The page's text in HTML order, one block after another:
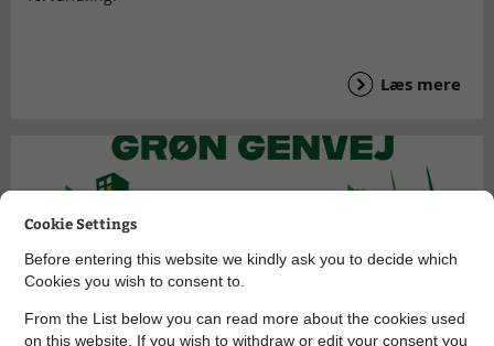
Læs mere
Cookie Settings
Before entering this website we kindly ask you to decide which
Cookies you wish to consent to.
From the List below you can read more about the cookies used
on this website. If you wish to withdraw or edit your consent you